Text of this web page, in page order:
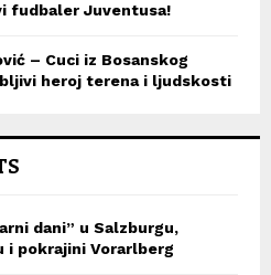
fudbaler Juventusa!
– Cuci iz Bosanskog
heroj terena i ljudskosti
dani” u Salzburgu,
i pokrajini Vorarlberg